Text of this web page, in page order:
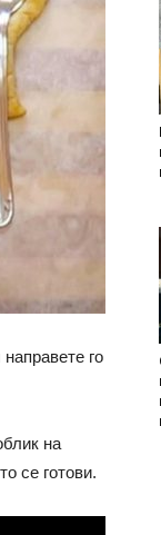
го
на
се готови.